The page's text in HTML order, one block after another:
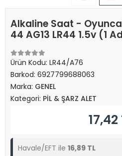
Alkaline Saat -
44 AG13 LR44 1.5v (1
Ürün Kodu: LR44/A76
Barkod: 6927799688063
Marka: GENEL
Kategori: PİL & ŞARZ ALET
17,42
Havale/EFT ile 16,89 TL